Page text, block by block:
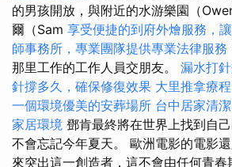
的男孩開放，與附近的水游樂園（
爾（Sam 享受便捷的到府外燴服務，
師事務所，專業團隊提供專業法律服務
那里工作的工作人員交朋友。 漏水打
針撐多久，確保修復效果 大里推拿療程
一個環境優美的安葬場所 台中居家清
家居環境 鄧肯最終將在世界上找到自
不會忘記今年夏天。 歐洲電影的電影
來突出這一創造者，這不會由任何青